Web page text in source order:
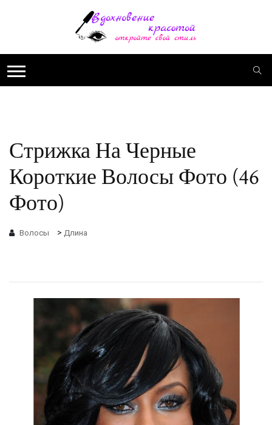
Стрижка На Черные
Короткие Волосы Фото (46
Фото)
Волосы > Длина